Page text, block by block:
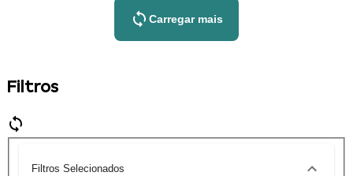
Carregar mais
Filtros
Filtros Selecionados